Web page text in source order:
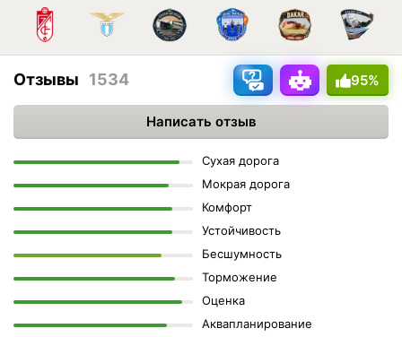
95%
Отзывы 1534
Написать отзыв
Сухая дорога
Мокрая дорога
Комфорт
Устойчивость
Бесшумность
Торможение
Оценка
Аквапланирование